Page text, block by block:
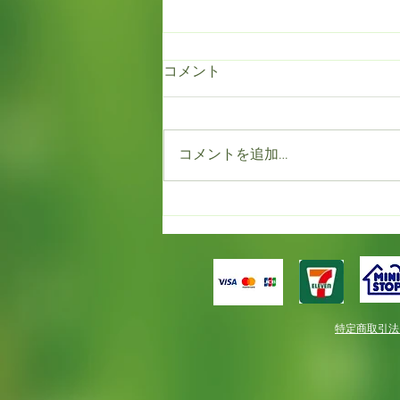
東京ドイツ村
コメント
コメントを追加…
特定商取引